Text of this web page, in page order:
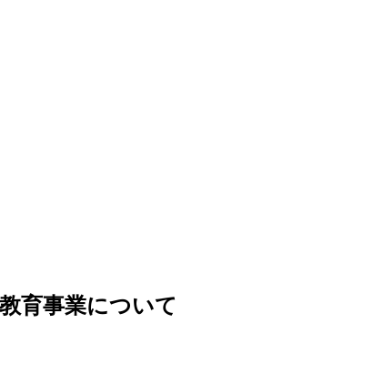
育事業について